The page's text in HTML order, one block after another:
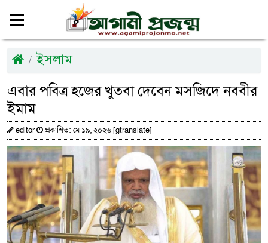
ইসলাম
এবার পবিত্র হজের খুতবা দেবেন মসজিদে নববীর
ইমাম
editor প্রকাশিত: মে ১৯, ২০২৬ [gtranslate]